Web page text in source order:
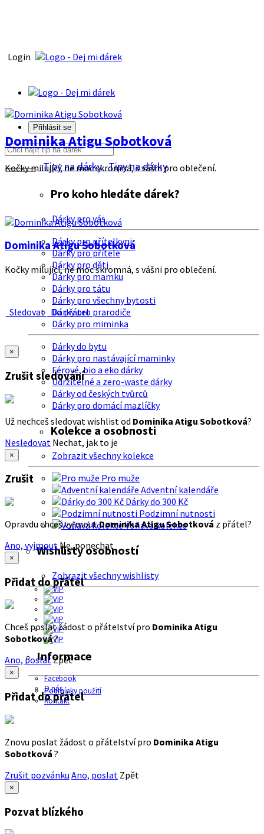
Login
Přihlásit se
Tipy na dárkyTipy na dárky
Pro koho hledáte dárek?
Dárky pro vás
Dárky pro přítelkyni
Dárky pro přítele
Dárky pro děti
Dárky pro mamku
Dárky pro tátu
Dárky pro všechny bytosti
Dárky pro prarodiče
Dárky pro miminka
Dárky do bytu
Dárky pro nastávající maminky
Férové, bio a eko dárky
Udržitelné a zero-waste dárky
Dárky od českých tvůrců
Dárky pro domácí mazlíčky
Kolekce a osobnosti
Zobrazit všechny kolekce
Pro muže
Adventní kalendáře
Dárky do 300 Kč
Podzimní nutnosti
Voňavá kolekce
Wishlisty osobností
Zobrazit všechny wishlisty
Informace
Facebook
O nás
Podmínky použití
Kontakt
Dominika Atigu Sobotková
Kočky milující, ne moc skromná, s vášni pro oblečení.
Dominika Atigu Sobotková
Kočky milující, ne moc skromná, s vášni pro oblečení.
Sledovat Do přátel
×
Zrušit sledování
Už nechceš sledovat wishlist od Dominika Atigu Sobotková?
Nesledovat Nechat, jak to je
×
Zrušit
Opravdu chceš vyjmoutDominika Atigu Sobotková z přátel?
Ano, vyjmout Ne, ponechat
×
Přidat do přátel
Chceš poslat žádost o přátelství pro Dominika Atigu
Sobotková?
Ano, poslatZpět
×
Přidat do přátel
Znovu poslat žádost o přátelství pro Dominika Atigu
Sobotková ?
Zrušit pozvánku Ano, poslat Zpět
×
Pozvat blízkého